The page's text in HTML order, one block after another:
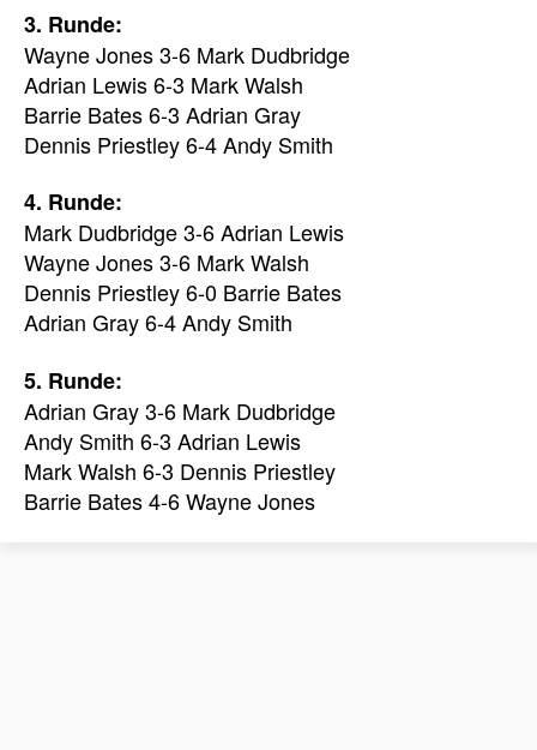
3. Runde:
Wayne Jones 3-6 Mark Dudbridge
Adrian Lewis 6-3 Mark Walsh
Barrie Bates 6-3 Adrian Gray
Dennis Priestley 6-4 Andy Smith
4. Runde:
Mark Dudbridge 3-6 Adrian Lewis
Wayne Jones 3-6 Mark Walsh
Dennis Priestley 6-0 Barrie Bates
Adrian Gray 6-4 Andy Smith
5. Runde:
Adrian Gray 3-6 Mark Dudbridge
Andy Smith 6-3 Adrian Lewis
Mark Walsh 6-3 Dennis Priestley
Barrie Bates 4-6 Wayne Jones